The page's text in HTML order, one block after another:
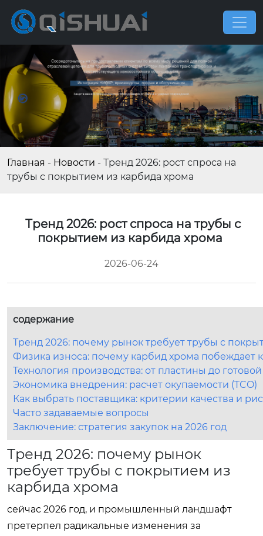
Главная - Новости - Тренд 2026: рост спроса на
трубы с покрытием из карбида хрома
Тренд 2026: рост спроса на трубы с
покрытием из карбида хрома
2026-06-24
содержание
Тренд 2026: почему рынок требует трубы с
Физика износа: почему карбид хрома побеждает
Технология производства: от пластины до
Экономика внедрения: расчет окупаемости (TCO)
Как выбрать поставщика: критерии качества и
Часто задаваемые вопросы
Заключение: стратегия закупок на 2026 год
Тренд 2026: почему рынок
требует трубы с покрытием из
карбида хрома
сейчас 2026 год, и промышленный ландшафт
претерпел радикальные изменения за